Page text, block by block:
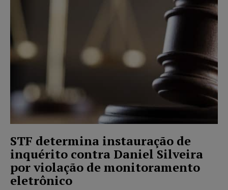
STF determina instauração de
inquérito contra Daniel Silveira
por violação de monitoramento
eletrônico